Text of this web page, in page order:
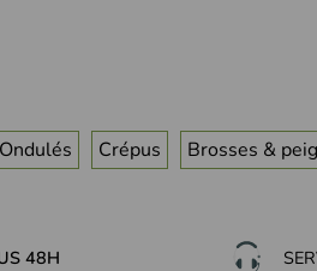
Ondulés Crépus Brosses &
48H